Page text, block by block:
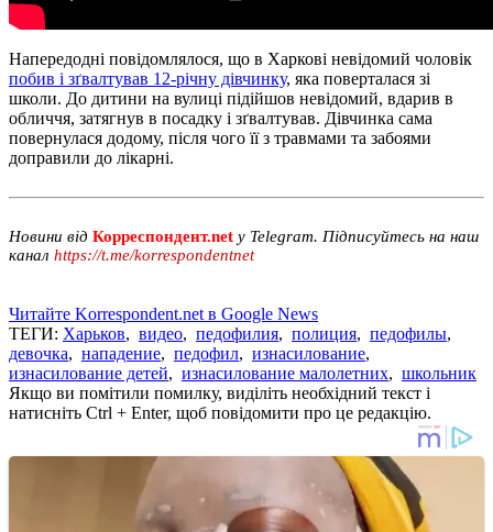
Напередодні повідомлялося, що в Харкові невідомий чоловік
побив і зґвалтував 12-річну дівчинку, яка поверталася зі
школи. До дитини на вулиці підійшов невідомий, вдарив в
обличчя, затягнув в посадку і зґвалтував. Дівчинка сама
повернулася додому, після чого її з травмами та забоями
доправили до лікарні.
Новини від Корреспондент.net у Telegram. Підписуйтесь на наш
канал https://t.me/korrespondentnet
Читайте Korrespondent.net в Google News
ТЕГИ: Харьков, видео, педофилия, полиция, педофилы,
девочка, нападение, педофил, изнасилование,
изнасилование детей, изнасилование малолетних, школьник
Якщо ви помітили помилку, виділіть необхідний текст і
натисніть Ctrl + Enter, щоб повідомити про це редакцію.